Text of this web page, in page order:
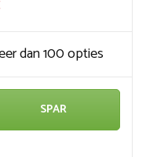
dan 100 opties
SPAR